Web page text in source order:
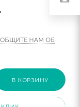
НАМ ОБ
В КОРЗИНУ